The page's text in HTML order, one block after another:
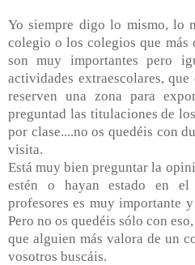
Yo siempre digo lo mismo, lo
colegio o los colegios que más
son muy importantes pero
actividades extraescolares,
reserven una zona para
preguntad las titulaciones de
por clase....no os quedéis con
visita.
Está muy bien preguntar la
estén o hayan estado en
profesores es muy importante
Pero no os quedéis sólo con
que alguien más valora de un
vosotros buscáis.